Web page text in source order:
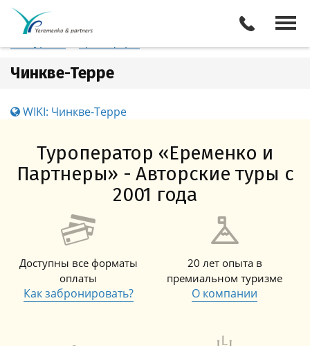
Италия
Все туры
Чинкве-Терре
WIKI: Чинкве-Терре
Туроператор «Еременко и
Партнеры» - Авторские туры с
2001 года
Доступны все форматы
оплаты
Как забронировать?
20 лет опыта в
премиальном туризме
О компании